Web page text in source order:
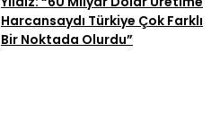
Harcansaydı Türkiye Çok Farklı
Bir Noktada Olurdu”